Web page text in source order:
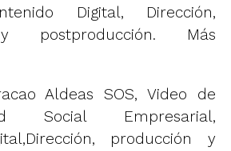
Digital, Dirección,
postproducción. Más
Aldeas SOS, Video de
Social Empresarial,
producción y